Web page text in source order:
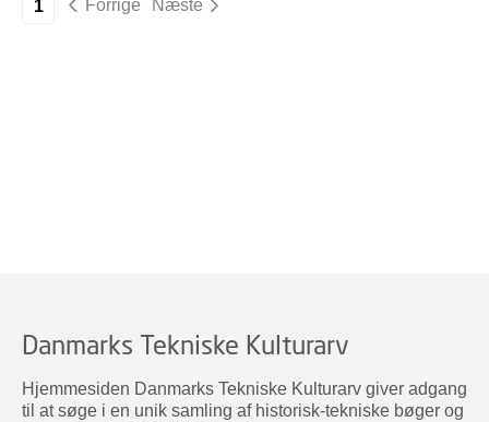
1 Forrige Næste
Danmarks Tekniske Kulturarv
Hjemmesiden Danmarks Tekniske Kulturarv giver adgang
til at søge i en unik samling af historisk-tekniske bøger og